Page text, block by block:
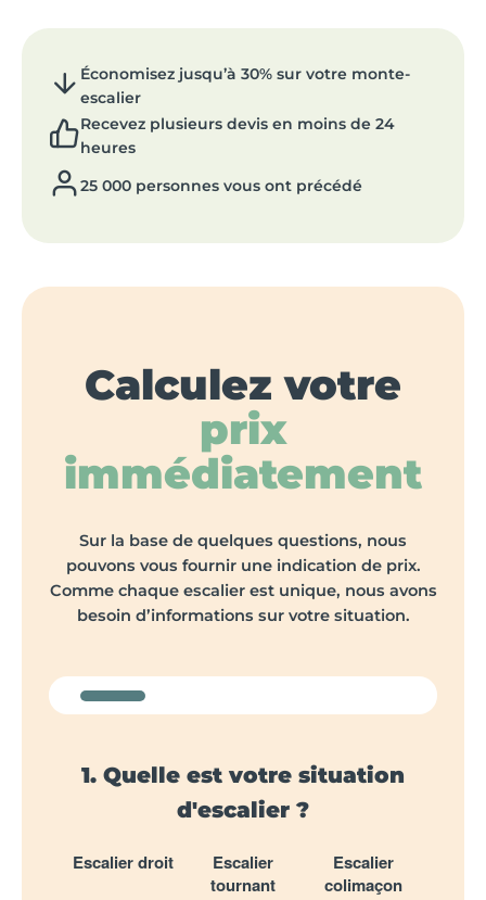
Économisez jusqu’à 30% sur votre monte-
escalier
Recevez plusieurs devis en moins de 24
heures
25 000 personnes vous ont précédé
Calculez votre
prix
immédiatement
Sur la base de quelques questions, nous
pouvons vous fournir une indication de prix.
Comme chaque escalier est unique, nous avons
besoin d’informations sur votre situation.
1. Quelle est votre situation
d'escalier ?
Escalier droit
Escalier
tournant
Escalier
colimaçon